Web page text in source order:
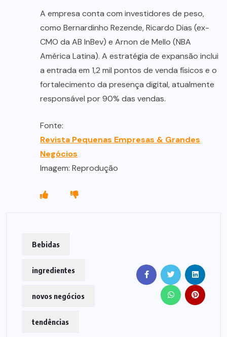
A empresa conta com investidores de peso,
como Bernardinho Rezende, Ricardo Dias (ex-
CMO da AB InBev) e Arnon de Mello (NBA
América Latina). A estratégia de expansão inclui
a entrada em 1,2 mil pontos de venda físicos e o
fortalecimento da presença digital, atualmente
responsável por 90% das vendas.
Fonte:
Revista Pequenas Empresas & Grandes
Negócios
Imagem: Reprodução
Bebidas
ingredientes
novos negócios
tendências